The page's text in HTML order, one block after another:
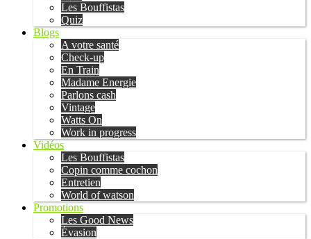
Les Bouffistas
Quiz
Blogs
A votre santé
Check-up
En Train
Madame Energie
Parlons cash
Vintage
Watts On
Work in progress
Vidéos
Les Bouffistas
Copin comme cochon
Entretien
World of watson
Promotions
Les Good News
Évasion